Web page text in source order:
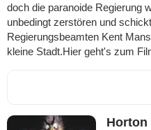
doch die paranoide Regierung
unbedingt zerstören und
Regierungsbeamten Kent
kleine Stadt.Hier geht's zum
Horton